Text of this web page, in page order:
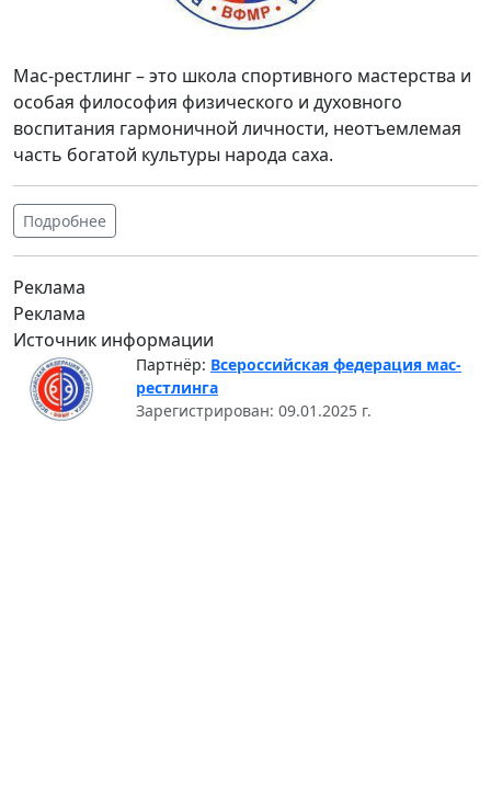
Мас-рестлинг – это школа спортивного мастерства и
особая философия физического и духовного
воспитания гармоничной личности, неотъемлемая
часть богатой культуры народа саха.
Подробнее
Реклама
Реклама
Источник информации
Партнёр: Всероссийская федерация мас-
рестлинга
Зарегистрирован: 09.01.2025 г.